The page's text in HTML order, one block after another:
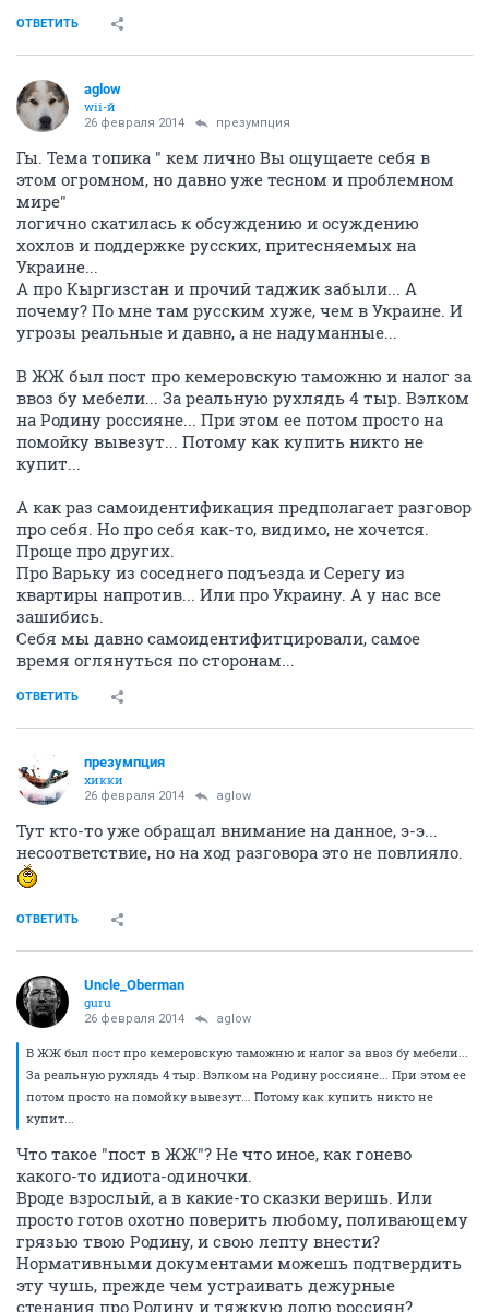
ОТВЕТИТЬ
aglow
wii-й
26 февраля 2014 презумпция
Гы. Тема топика " кем лично Вы ощущаете себя в
этом огромном, но давно уже тесном и проблемном
мире"
логично скатилась к обсуждению и осуждению
хохлов и поддержке русских, притесняемых на
Украине...
А про Кыргизстан и прочий таджик забыли... А
почему? По мне там русским хуже, чем в Украине. И
угрозы реальные и давно, а не надуманные...
В ЖЖ был пост про кемеровскую таможню и налог за
ввоз бу мебели... За реальную рухлядь 4 тыр. Вэлком
на Родину россияне... При этом ее потом просто на
помойку вывезут... Потому как купить никто не
купит...
А как раз самоидентификация предполагает разговор
про себя. Но про себя как-то, видимо, не хочется.
Проще про других.
Про Варьку из соседнего подъезда и Серегу из
квартиры напротив... Или про Украину. А у нас все
зашибись.
Себя мы давно самоидентифитцировали, самое
время оглянуться по сторонам...
ОТВЕТИТЬ
презумпция
хикки
26 февраля 2014 aglow
Тут кто-то уже обращал внимание на данное, э-э...
несоответствие, но на ход разговора это не повлияло.
ОТВЕТИТЬ
Uncle_Oberman
guru
26 февраля 2014 aglow
В ЖЖ был пост про кемеровскую таможню и налог за ввоз бу мебели...
За реальную рухлядь 4 тыр. Вэлком на Родину россияне... При этом ее
потом просто на помойку вывезут... Потому как купить никто не
купит...
Что такое "пост в ЖЖ"? Не что иное, как гонево
какого-то идиота-одиночки.
Вроде взрослый, а в какие-то сказки веришь. Или
просто готов охотно поверить любому, поливающему
грязью твою Родину, и свою лепту внести?
Нормативными документами можешь подтвердить
эту чушь, прежде чем устраивать дежурные
стенания про Родину и тяжкую долю россиян?